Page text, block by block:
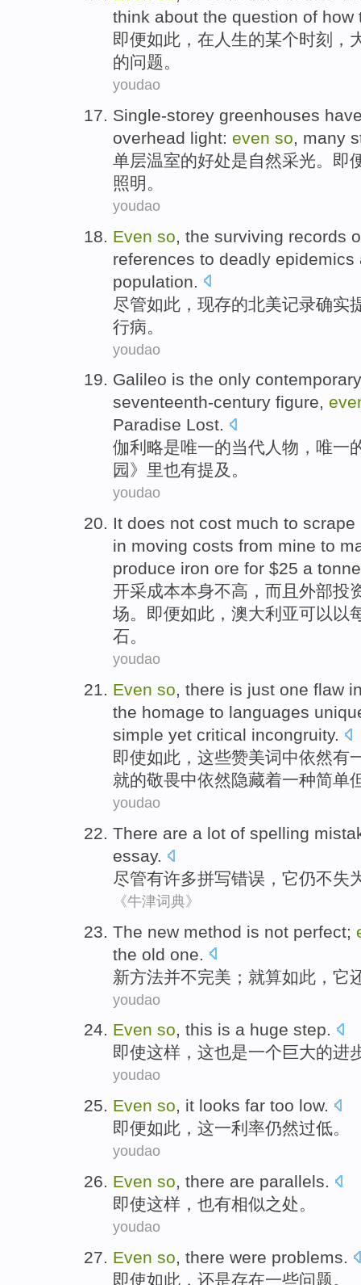
think about the question of how
即便如此 ， 在 人生的某个时刻 ，
的问题。
youdao
Single-storey greenhouses
overhead light: even so, many
单层温室的好处是自然采光。 即
照明。
youdao
Even so , the surviving records
references to deadly epidemics
population
尽管如此 ， 现存的北美记录确实
行病。
youdao
Galileo is the only contemporary
seventeenth-century figure,
Paradise Lost.
伽利略是唯一的当代人物 ，唯一
园》里也有提及 。
youdao
It does not cost much to
in moving costs from mine to
produce iron ore for $25 a tonne
开采成本本身不高， 而且 外部投
场。 即便如此 ， 澳大利亚可以 以
石。
youdao
Even so, there is just one flaw
the homage to languages
simple yet critical incongruity.
即使如此 ， 这些赞美词中依然有
就的敬畏中依然隐藏着一种简单
youdao
There are a lot of spelling
essay.
尽管有许多拼写错误 ， 它仍不失
《牛津词典》
The new method is not perfect;
the old one.
新方法并不完美 ； 就算如此 ， 它
youdao
Even so, this is a huge step.
即使这样 ， 这也是一个巨大的进
youdao
Even so, it looks far too low.
即便如此 ， 这一利率仍然过低。
youdao
Even so, there are parallels.
即使这样 ， 也有相似之处。
youdao
Even so, there were problems.
即使如此 ， 还是存在一些问题。